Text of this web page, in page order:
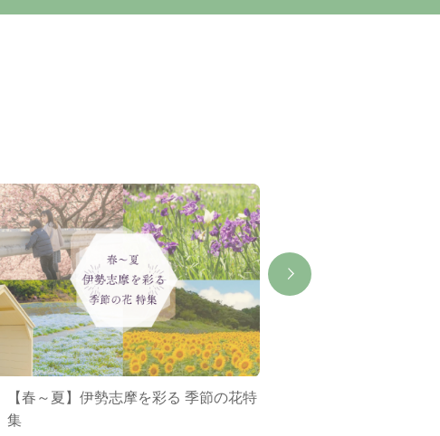
【春～夏】伊勢志摩を彩る 季節の花特
集